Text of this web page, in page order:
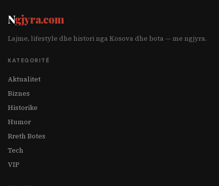
Ngjyra.com
Lajme, lifestyle dhe histori nga Kosova dhe bota — me ngjyra.
KATEGORITË
Aktualitet
Biznes
Historike
Humor
Rreth Botes
Tech
VIP